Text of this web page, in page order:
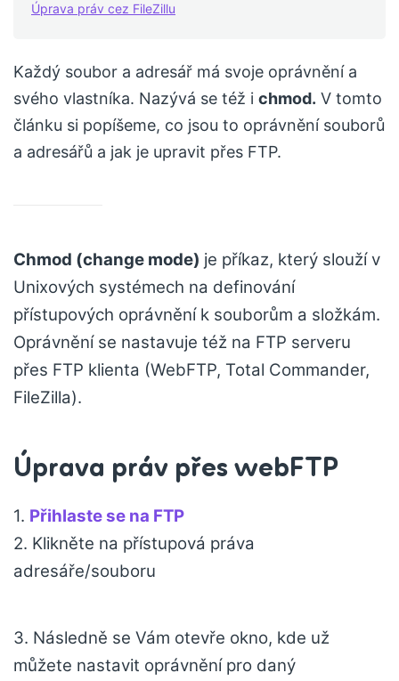
Úprava práv cez FileZillu
Každý soubor a adresář má svoje oprávnění a
svého vlastníka. Nazývá se též i chmod. V tomto
článku si popíšeme, co jsou to oprávnění souborů
a adresářů a jak je upravit přes FTP.
Chmod (change mode) je příkaz, který slouží v
Unixových systémech na definování
přístupových oprávnění k souborům a složkám.
Oprávnění se nastavuje též na FTP serveru
přes FTP klienta (WebFTP, Total Commander,
FileZilla).
Úprava práv přes webFTP
1. Přihlaste se na FTP
2. Klikněte na přístupová práva
adresáře/souboru
3. Následně se Vám otevře okno, kde už
můžete nastavit oprávnění pro daný